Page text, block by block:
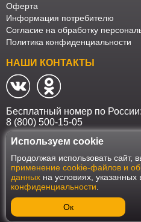
Оферта
Информация потребителю
Согласие на обработку
Политика конфиденциальности
НАШИ КОНТАКТЫ
Бесплатный номер по России:
8 (800) 500-15-05
Наш интернет-магазин работает
Федерального закона от 27 июля
данных". Оформить заказ на сайте
наличии согласия на обработку
улучшения работы сайта и его
используем файлы cookie.
соглашаетесь с
Используем cookie
Продолжая использовать сайт,
применение cookie-файлов и
данных на условиях, указанных
конфиденциальности
Ок